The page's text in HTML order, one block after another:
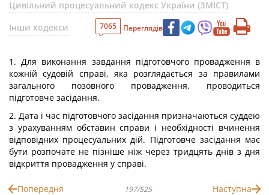
Цивільний процесуальний кодекс України (ЗМІСТ)
Інши кодекси
7065 Переглядів
1. Для виконання завдання підготовчого провадження в
кожній судовій справі, яка розглядається за правилами
загального позовного провадження, проводиться
підготовче засідання.
2. Дата і час підготовчого засідання призначаються суддею
з урахуванням обставин справи і необхідності вчинення
відповідних процесуальних дій. Підготовче засідання має
бути розпочате не пізніше ніж через тридцять днів з дня
відкриття провадження у справі.
Попередня 197/525 Наступна